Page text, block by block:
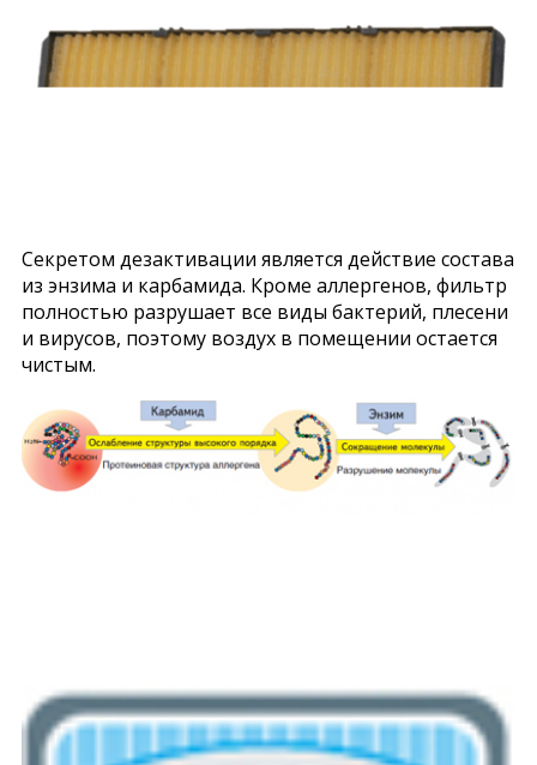
Секретом дезактивации является действие состава
из энзима и карбамида. Кроме аллергенов, фильтр
полностью разрушает все виды бактерий, плесени
и вирусов, поэтому воздух в помещении остается
чистым.